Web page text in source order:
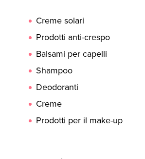
Creme solari
Prodotti anti-crespo
Balsami per capelli
Shampoo
Deodoranti
Creme
Prodotti per il make-up